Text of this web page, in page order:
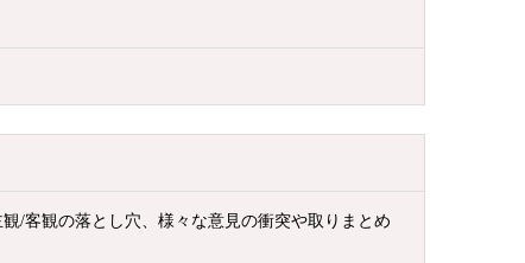
/客観の落とし穴、様々な意見の衝突や取りまとめ